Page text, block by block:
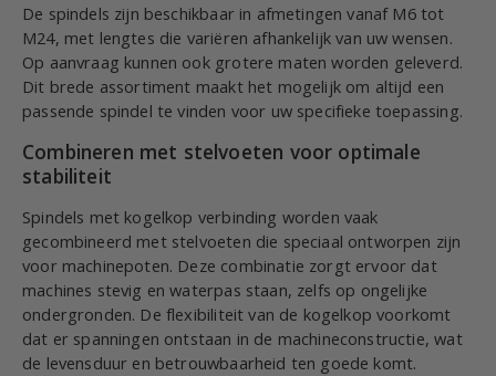
De spindels zijn beschikbaar in afmetingen vanaf M6 tot
M24, met lengtes die variëren afhankelijk van uw wensen.
Op aanvraag kunnen ook grotere maten worden geleverd.
Dit brede assortiment maakt het mogelijk om altijd een
passende spindel te vinden voor uw specifieke toepassing.
Combineren met stelvoeten voor optimale
stabiliteit
Spindels met kogelkop verbinding worden vaak
gecombineerd met stelvoeten die speciaal ontworpen zijn
voor machinepoten. Deze combinatie zorgt ervoor dat
machines stevig en waterpas staan, zelfs op ongelijke
ondergronden. De flexibiliteit van de kogelkop voorkomt
dat er spanningen ontstaan in de machineconstructie, wat
de levensduur en betrouwbaarheid ten goede komt.